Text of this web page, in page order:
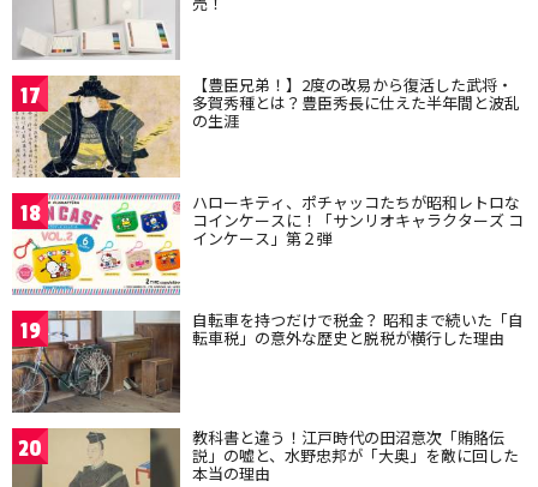
17 【豊臣兄弟！】2度の改易から復活した武将・
多賀秀種とは？豊臣秀長に仕えた半年間と波乱
の生涯
18 ハローキティ、ポチャッコたちが昭和レトロな
コインケースに！「サンリオキャラクターズ コ
インケース」第２弾
19 自転車を持つだけで税金？ 昭和まで続いた「自
転車税」の意外な歴史と脱税が横行した理由
20 教科書と違う！江戸時代の田沼意次「賄賂伝
説」の嘘と、水野忠邦が「大奥」を敵に回した
本当の理由